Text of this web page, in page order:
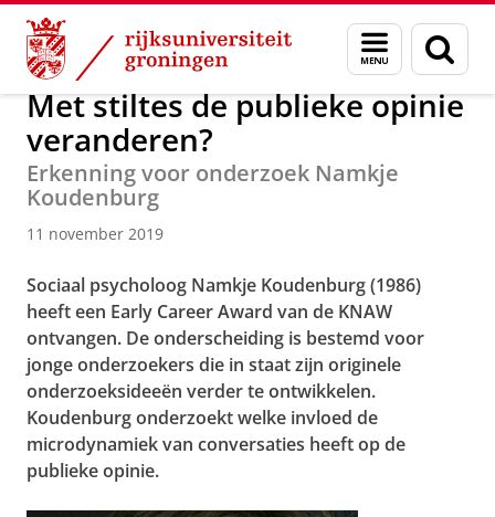
Skip
Content
Skip
Navigation
Menu
en
zoeken
Over ons Actueel Nieuws Nieuwsberichten
Met stiltes de publieke opinie
veranderen?
Erkenning voor onderzoek Namkje
Koudenburg
11 november 2019
Sociaal psycholoog Namkje Koudenburg (1986)
heeft een Early Career Award van de KNAW
ontvangen. De onderscheiding is bestemd voor
jonge onderzoekers die in staat zijn originele
onderzoeksideeën verder te ontwikkelen.
Koudenburg onderzoekt welke invloed de
microdynamiek van conversaties heeft op de
publieke opinie.